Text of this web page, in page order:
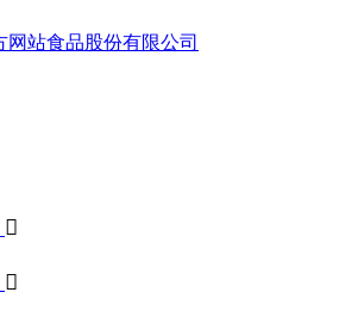

